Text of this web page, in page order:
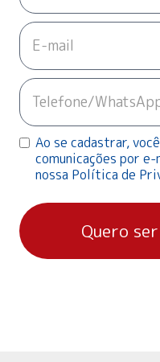
Ao se cadastrar,
comunicações por
nossa Política de